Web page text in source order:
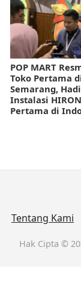
POP MART
Toko Pertama
Semarang,
Instalasi
Pertama di
Tentang Kami
Hak Cipta ©